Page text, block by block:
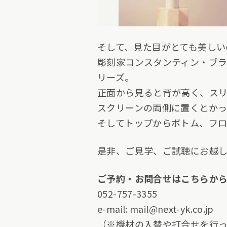
そして、見た目がとても美し
彫刻家コンスタンティン・ブ
リーズ。
正面から見ると背が高く、ス
スクリーンの両側に置くとか
そしてトップからボトム、フ
是非、ご見学、ご試聴にお越
ご予約・お問合せはこちらか
052-757-3355
e-mail: mail@next-yk.co.jp
（※機材の入替や打合せを行